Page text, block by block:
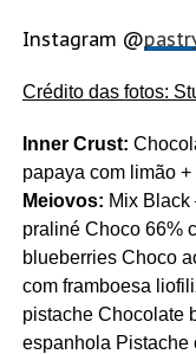
Instagram @
Crédito das fotos:
Inner Crust:
papaya com limão
Meiovos: Mix Black
praliné Choco 66%
blueberries Choco
com framboesa
pistache Chocolate
espanhola Pistache